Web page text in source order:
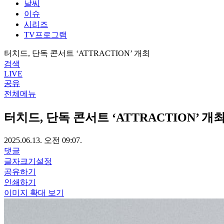
날씨
이슈
시리즈
TV프로그램
터치드, 단독 콘서트 ‘ATTRACTION’ 개최
검색
LIVE
공유
전체메뉴
터치드, 단독 콘서트 ‘ATTRACTION’ 개
2025.06.13. 오전 09:07.
댓글
글자크기설정
공유하기
인쇄하기
이미지 확대 보기